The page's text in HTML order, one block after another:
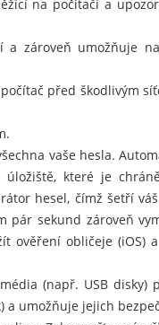
na počítači a
zároveň umožňuje
před škodlivým
vaše hesla.
úložiště, které je
hesel, čímž šetří
sekund zároveň
ověření obličeje
(např. USB disky)
a umožňuje jejich